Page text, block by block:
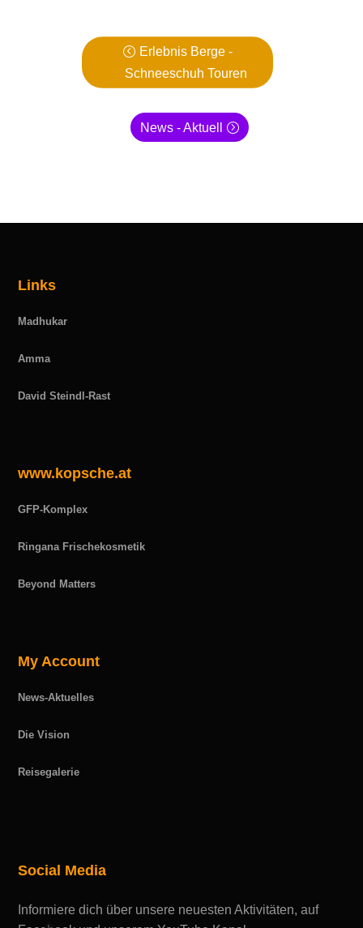
Erlebnis Berge -
Schneeschuh Touren
News - Aktuell
Links
Madhukar
Amma
David Steindl-Rast
www.kopsche.at
GFP-Komplex
Ringana Frischekosmetik
Beyond Matters
My Account
News-Aktuelles
Die Vision
Reisegalerie
Social Media
Informiere dich über unsere neuesten Aktivitäten, auf